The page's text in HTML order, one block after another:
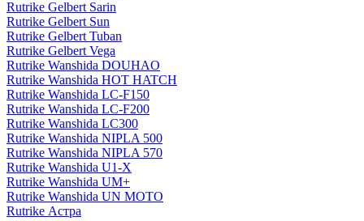
Rutrike Gelbert Sarin
Rutrike Gelbert Sun
Rutrike Gelbert Tuban
Rutrike Gelbert Vega
Rutrike Wanshida DOUHAO
Rutrike Wanshida HOT HATCH
Rutrike Wanshida LC-F150
Rutrike Wanshida LC-F200
Rutrike Wanshida LC300
Rutrike Wanshida NIPLA 500
Rutrike Wanshida NIPLA 570
Rutrike Wanshida U1-X
Rutrike Wanshida UM+
Rutrike Wanshida UN MOTO
Rutrike Астра